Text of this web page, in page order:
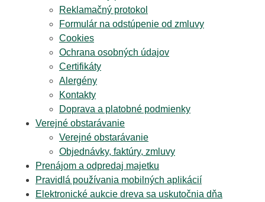
Reklamačný protokol
Formulár na odstúpenie od zmluvy
Cookies
Ochrana osobných údajov
Certifikáty
Alergény
Kontakty
Doprava a platobné podmienky
Verejné obstarávanie
Verejné obstarávanie
Objednávky, faktúry, zmluvy
Prenájom a odpredaj majetku
Pravidlá používania mobilných aplikácií
Elektronické aukcie dreva sa uskutočnia dňa